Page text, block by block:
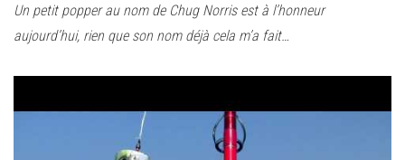
Un petit popper au nom de Chug Norris est à l’honneur
aujourd’hui, rien que son nom déjà cela m’a fait…